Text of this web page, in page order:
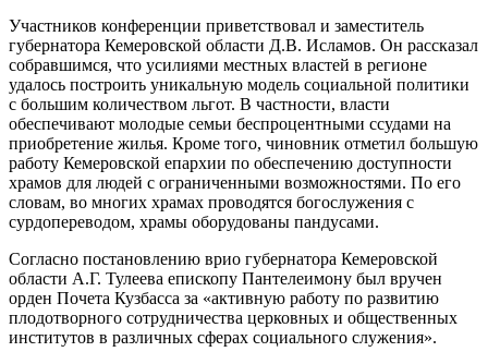
Участников конференции приветствовал и заместитель
губернатора Кемеровской области Д.В. Исламов. Он рассказал
собравшимся, что усилиями местных властей в регионе
удалось построить уникальную модель социальной политики
с большим количеством льгот. В частности, власти
обеспечивают молодые семьи беспроцентными ссудами на
приобретение жилья. Кроме того, чиновник отметил большую
работу Кемеровской епархии по обеспечению доступности
храмов для людей с ограниченными возможностями. По его
словам, во многих храмах проводятся богослужения с
сурдопереводом, храмы оборудованы пандусами.
Согласно постановлению врио губернатора Кемеровской
области А.Г. Тулеева епископу Пантелеимону был вручен
орден Почета Кузбасса за «активную работу по развитию
плодотворного сотрудничества церковных и общественных
институтов в различных сферах социального служения».